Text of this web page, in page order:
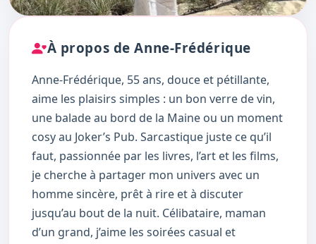
À propos de Anne-Frédérique
Anne-Frédérique, 55 ans, douce et pétillante,
aime les plaisirs simples : un bon verre de vin,
une balade au bord de la Maine ou un moment
cosy au Joker’s Pub. Sarcastique juste ce qu’il
faut, passionnée par les livres, l’art et les films,
je cherche à partager mon univers avec un
homme sincère, prêt à rire et à discuter
jusqu’au bout de la nuit. Célibataire, maman
d’un grand, j’aime les soirées casual et